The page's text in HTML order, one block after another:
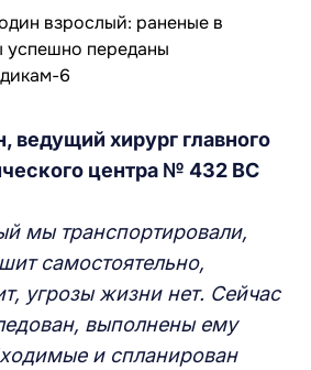
ведущий хирург главного
центра № 432 ВС
мы транспортировали,
самостоятельно,
угрозы жизни нет. Сейчас
выполнены ему
и спланирован